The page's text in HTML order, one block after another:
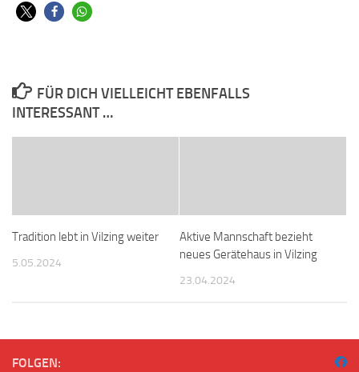
FÜR DICH VIELLEICHT EBENFALLS
INTERESSANT …
Tradition lebt in Vilzing weiter
5.05.2024
Aktive Mannschaft bezieht
neues Gerätehaus in Vilzing
23.04.2024
FOLGEN: